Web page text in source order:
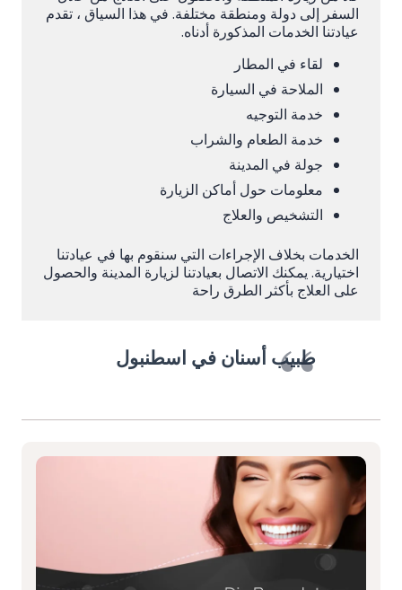
السفر إلى دولة ومنطقة مختلفة. في هذا السياق ، تقدم
عيادتنا الخدمات المذكورة أدناه.
لقاء في المطار
الملاحة في السيارة
خدمة التوجيه
خدمة الطعام والشراب
جولة في المدينة
معلومات حول أماكن الزيارة
التشخيص والعلاج
الخدمات بخلاف الإجراءات التي سنقوم بها في عيادتنا
اختيارية. يمكنك الاتصال بعيادتنا لزيارة المدينة والحصول
على العلاج بأكثر الطرق راحة
طبيب أسنان في اسطنبول